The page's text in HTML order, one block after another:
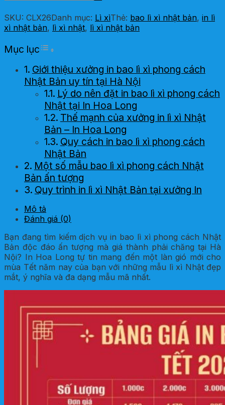
SKU: CLX26Danh mục: Lì xìThẻ: bao lì xì nhật bản, in lì
xì nhật bản, lì xì nhật, lì xì nhật bản
Mục lục Toggle Table of Content
Giới thiệu xưởng in bao lì xì phong cách
Nhật Bản uy tín tại Hà Nội
Lý do nên đặt in bao lì xì phong cách
Nhật tại In Hoa Long
Thế mạnh của xưởng in lì xì Nhật
Bản – In Hoa Long
Quy cách in bao lì xì phong cách
Nhật Bản
Một số mẫu bao lì xì phong cách Nhật
Bản ấn tượng
Quy trình in lì xì Nhật Bản tại xưởng In
Mô tả
Đánh giá (0)
Bạn đang tìm kiếm dịch vụ in bao lì xì phong cách Nhật
Bản độc đáo ấn tượng mà giá thành phải chăng tại Hà
Nội? In Hoa Long tự tin mang đến một làn gió mới cho
mùa Tết năm nay của bạn với những mẫu lì xì Nhật đẹp
mắt, ý nghĩa và đa dạng mẫu mã nhất.